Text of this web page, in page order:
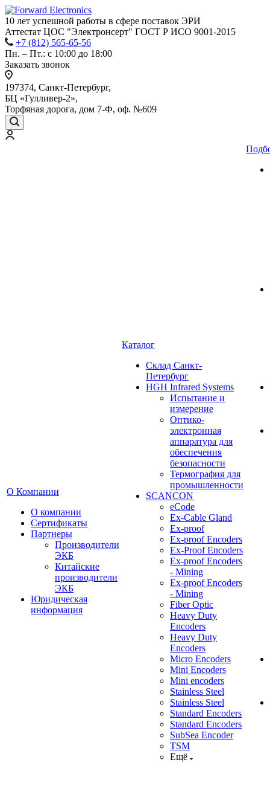
10 лет успешной работы в сфере поставок ЭРИ
Аттестат ЦОС "Электронсерт" ГОСТ Р ИСО 9001-2015
+7 (812) 565-65-56
Пн. – Пт.: с 10:00 до 18:00
Заказать звонок
197374, Санкт-Петербург,
БЦ «Гулливер-2»,
Торфяная дорога, дом 7-Ф, оф. №609
О Компании
О компании
Сертификаты
Партнеры
Производители
ЭКБ
Китайские
производители
ЭКБ
Юридическая
информация
Каталог
Cклад Санкт-
Петербург
HGH Infrared Systems
Испытание и
измерение
Оптико-
электронная
аппаратура для
обеспечения
безопасности
Термография для
промышленности
SCANCON
eCode
Ex-Cable Gland
Ex-proof
Ex-proof Encoders
Ex-Proof Encoders
Ex-proof Encoders
- Mining
Ex-proof Encoders
- Mining
Fiber Optic
Heavy Duty
Encoders
Heavy Duty
Encoders
Micro Encoders
Mini Encoders
Mini encoders
Stainless Steel
Stainless Steel
Standard Encoders
Standard Encoders
SubSea Encoder
TSM
Ещё